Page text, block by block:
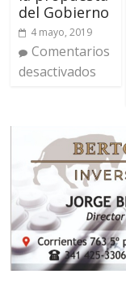
del Gobierno
4 mayo, 2019
Comentarios
desactivados